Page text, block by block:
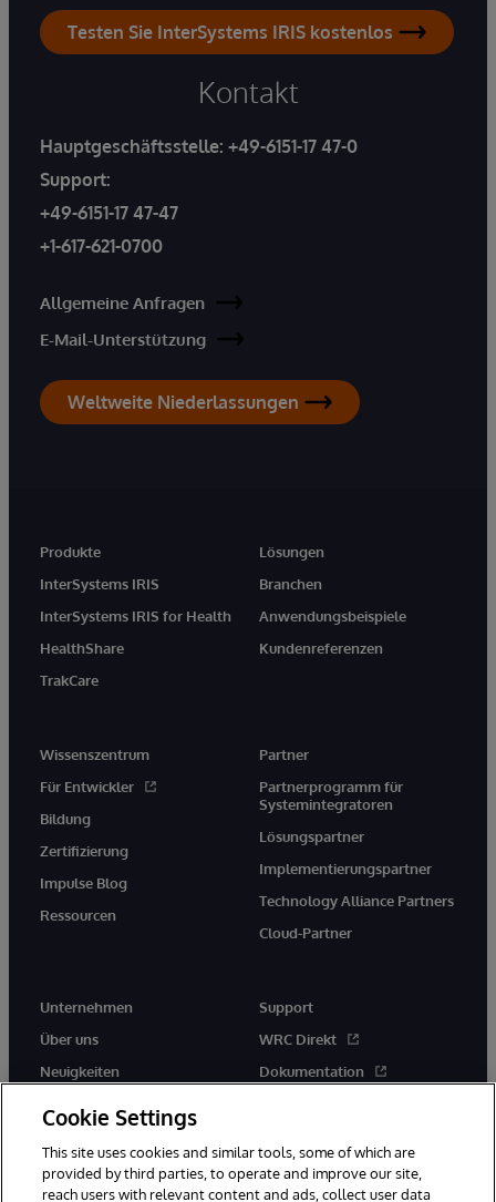
Testen Sie InterSystems IRIS kostenlos
Kontakt
Hauptgeschäftsstelle: +49-6151-17 47-0
Support:
+49-6151-17 47-47
+1-617-621-0700
Allgemeine Anfragen
E-Mail-Unterstützung
Weltweite Niederlassungen
Produkte
InterSystems IRIS
InterSystems IRIS for Health
HealthShare
TrakCare
Lösungen
Branchen
Anwendungsbeispiele
Kundenreferenzen
Wissenszentrum
Für Entwickler
Bildung
Zertifizierung
Impulse Blog
Ressourcen
Partner
Partnerprogramm für
Systemintegratoren
Lösungspartner
Implementierungspartner
Technology Alliance Partners
Cloud-Partner
Unternehmen
Über uns
Neuigkeiten
Support
WRC Direkt
Dokumentation
Cookie Settings
This site uses cookies and similar tools, some of which are
provided by third parties, to operate and improve our site,
reach users with relevant content and ads, collect user data